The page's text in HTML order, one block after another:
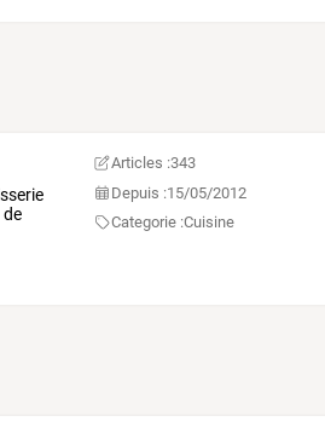
de
Articles :343
Depuis :15/05/2012
Categorie :Cuisine